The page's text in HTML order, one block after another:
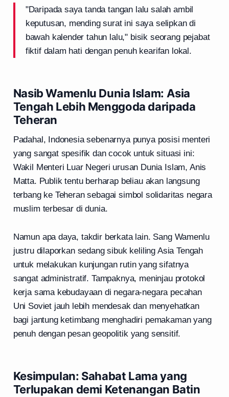
"Daripada saya tanda tangan lalu salah ambil
keputusan, mending surat ini saya selipkan di
bawah kalender tahun lalu," bisik seorang pejabat
fiktif dalam hati dengan penuh kearifan lokal.
Nasib Wamenlu Dunia Islam: Asia
Tengah Lebih Menggoda daripada
Teheran
Padahal, Indonesia sebenarnya punya posisi menteri
yang sangat spesifik dan cocok untuk situasi ini:
Wakil Menteri Luar Negeri urusan Dunia Islam, Anis
Matta. Publik tentu berharap beliau akan langsung
terbang ke Teheran sebagai simbol solidaritas negara
muslim terbesar di dunia.
Namun apa daya, takdir berkata lain. Sang Wamenlu
justru dilaporkan sedang sibuk keliling Asia Tengah
untuk melakukan kunjungan rutin yang sifatnya
sangat administratif. Tampaknya, meninjau protokol
kerja sama kebudayaan di negara-negara pecahan
Uni Soviet jauh lebih mendesak dan menyehatkan
bagi jantung ketimbang menghadiri pemakaman yang
penuh dengan pesan geopolitik yang sensitif.
Kesimpulan: Sahabat Lama yang
Terlupakan demi Ketenangan Batin